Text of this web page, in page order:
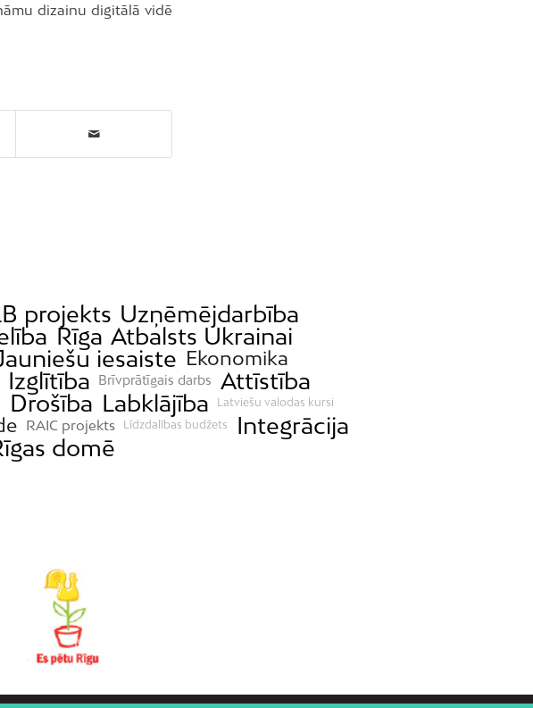
dizainu digitālā vidē
projekts Uzņēmējdarbība
Rīga Atbalsts Ukrainai
iesaiste Ekonomika
Izglītība Brīvprātīgais darbs Attīstība
Drošība Labklājība Latviešu valodas kursi
RAIC projekts Līdzdalības budžets
Integrācija
domē